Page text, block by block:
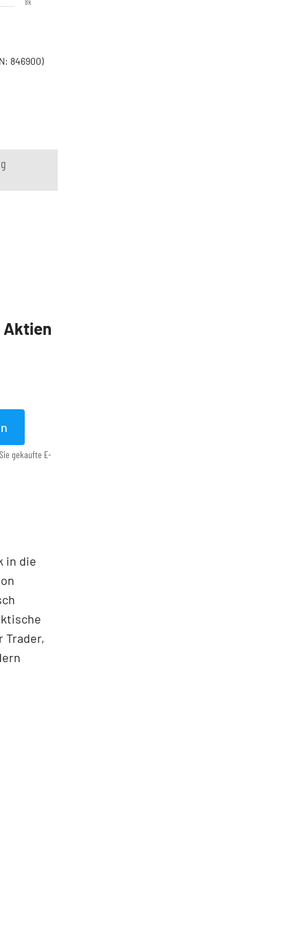
846900)
Aktien
gekaufte E-
in die
Trader,